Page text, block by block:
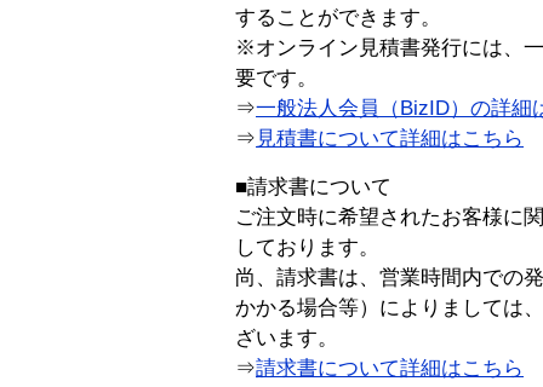
することができます。
※オンライン見積書発行には、
要です。
⇒一般法人会員（BizID）の詳細
⇒ 見積書について詳細はこちら
■請求書について
ご注文時に希望されたお客様に
しております。
尚、請求書は、営業時間内での
かかる場合等）によりましては
ざいます。
⇒請求書について詳細はこちら